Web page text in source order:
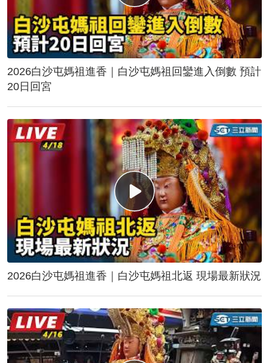
2026白沙屯媽祖進香｜白沙屯媽祖回鑾進入倒數 預計
20日回宮
2026白沙屯媽祖進香｜白沙屯媽祖北返 現場最新狀況